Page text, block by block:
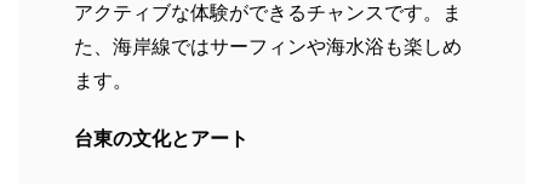
アクティブな体験ができるチャンスです。ま
た、海岸線ではサーフィンや海水浴も楽しめ
ます。
台東の文化とアート